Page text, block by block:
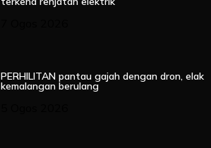
PERHILITAN pantau gajah dengan dron, elak
kemalangan berulang